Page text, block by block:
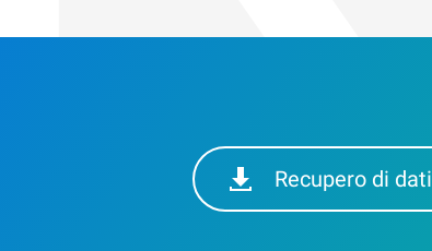
Recupero di dati